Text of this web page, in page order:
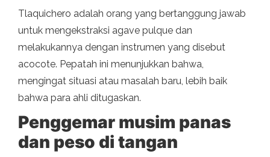
Tlaquichero adalah orang yang bertanggung jawab
untuk mengekstraksi agave pulque dan
melakukannya dengan instrumen yang disebut
acocote. Pepatah ini menunjukkan bahwa,
mengingat situasi atau masalah baru, lebih baik
bahwa para ahli ditugaskan.
Penggemar musim panas
dan peso di tangan